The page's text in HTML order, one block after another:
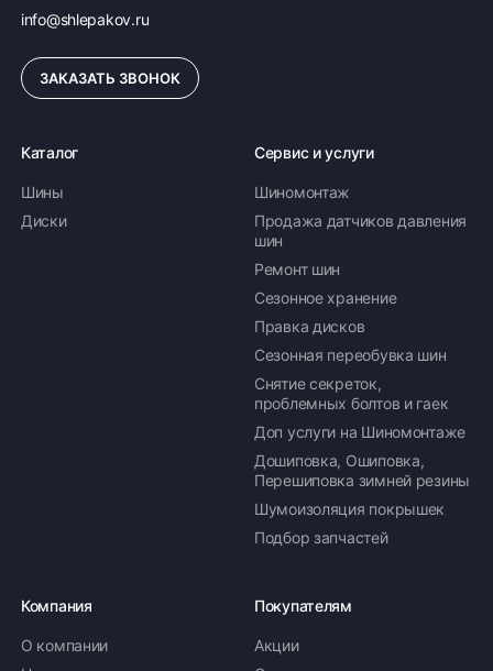
info@shlepakov.ru
ЗАКАЗАТЬ ЗВОНОК
Каталог
Шины
Диски
Сервис и услуги
Шиномонтаж
Продажа датчиков давления
шин
Ремонт шин
Сезонное хранение
Правка дисков
Сезонная переобувка шин
Снятие секреток,
проблемных болтов и гаек
Доп услуги на Шиномонтаже
Дошиповка, Ошиповка,
Перешиповка зимней резины
Шумоизоляция покрышек
Подбор запчастей
Компания
О компании
Покупателям
Акции